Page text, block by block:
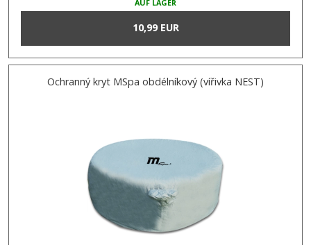
AUF LAGER
10,99 EUR
Ochranný kryt MSpa obdélníkový (vířivka NEST)